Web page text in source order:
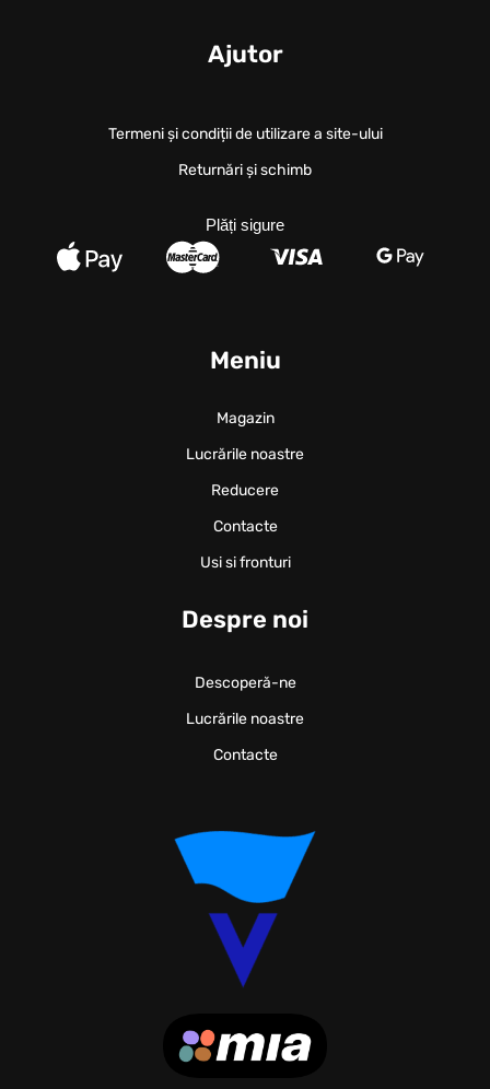
Meniu
Magazin
Lucrările noastre
Reducere
Contacte
Usi si fronturi
Despre noi
Descoperă-ne
Lucrările noastre
Contacte
Ajutor
Termeni și condiții de utilizare a site-ului
Returnări și schimb
Plăți sigure